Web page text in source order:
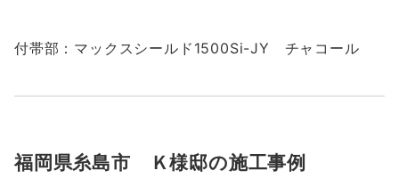
付帯部：マックスシールド1500Si-JY チャコール
福岡県糸島市 Ｋ様邸の施工事例